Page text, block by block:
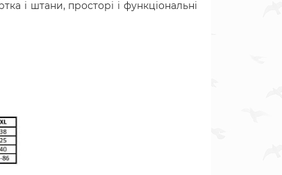
і штани, просторі і функціональні